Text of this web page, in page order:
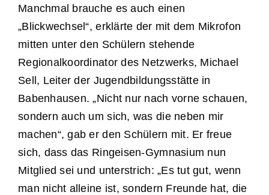
Manchmal brauche es auch einen
„Blickwechsel“, erklärte der mit dem Mikrofon
mitten unter den Schülern stehende
Regionalkoordinator des Netzwerks, Michael
Sell, Leiter der Jugendbildungsstätte in
Babenhausen. „Nicht nur nach vorne schauen,
sondern auch um sich, was die neben mir
machen“, gab er den Schülern mit. Er freue
sich, dass das Ringeisen-Gymnasium nun
Mitglied sei und unterstrich: „Es tut gut, wenn
man nicht alleine ist, sondern Freunde hat, die